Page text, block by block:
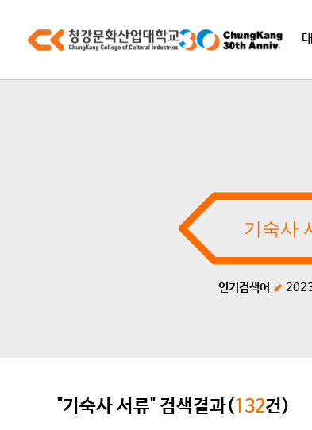
인기검색어
"기숙사 서류" 검색결과(132건)